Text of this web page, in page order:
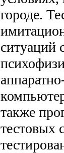
городе.
ситуаций
также
тестовых